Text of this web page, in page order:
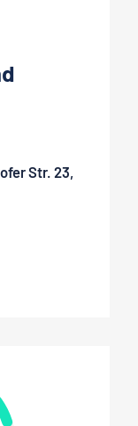
Str. 23,